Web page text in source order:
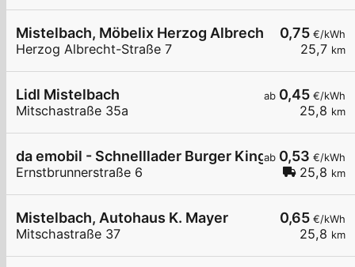
0,75 €/kWh
25,7 km
Mistelbach, Möbelix Herzog Albrecht-Straße
Herzog Albrecht-Straße 7
ab 0,45 €/kWh
25,8 km
Lidl Mistelbach
Mitschastraße 35a
ab 0,53 €/kWh
25,8 km
da emobil - Schnelllader Burger King Mistelbach
Ernstbrunnerstraße 6
0,65 €/kWh
25,8 km
Mistelbach, Autohaus K. Mayer
Mitschastraße 37